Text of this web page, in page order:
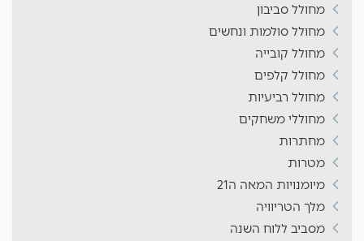
מחולל סביבון
מחולל סולמות ונחשים
מחולל קובייה
מחולל קלפים
מחולל רביעיות
מחוללי משחקים
מחתרות
מטרות
מיומנויות המאה ה21
מלך הטריוויה
מסביב ללוח השנה